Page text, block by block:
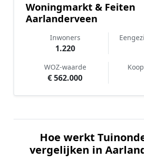
Woningmarkt & Feiten
Aarlanderveen
Inwoners
1.220
WOZ-waarde
€ 562.000
Hoe werkt
vergelijken in